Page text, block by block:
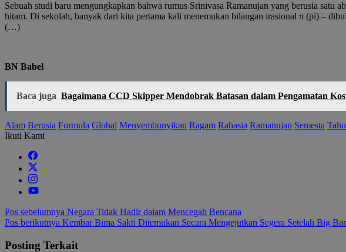
Sebuah studi baru mengungkapkan bahwa rumus Srinivasa Ramanujan yang berusia
hitam. Di sekolah, banyak dari kita pertama kali menemukan bilangan irasional π (pi) –
(…)
BN Babel
Baca juga Bagaimana CCD Skipper Mendobrak Batasan dalam Pengamatan
Alam Berusia Formula Global Menyembunyikan Ragam Rahasia Ramanujan Semesta
Ikuti Kami
Navigasi
pos
Pos sebelumnya Negara Tidak Hadir dalam Mencegah Bencana
Pos berikutnya Kembar Bima Sakti Ditemukan Secara Mengejutkan Segera Setelah Big
Posting Terkait